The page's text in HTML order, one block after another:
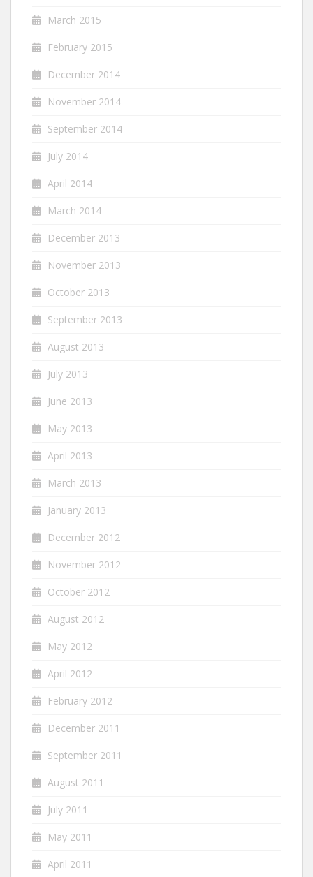
March 2015
February 2015
December 2014
November 2014
September 2014
July 2014
April 2014
March 2014
December 2013
November 2013
October 2013
September 2013
August 2013
July 2013
June 2013
May 2013
April 2013
March 2013
January 2013
December 2012
November 2012
October 2012
August 2012
May 2012
April 2012
February 2012
December 2011
September 2011
August 2011
July 2011
May 2011
April 2011